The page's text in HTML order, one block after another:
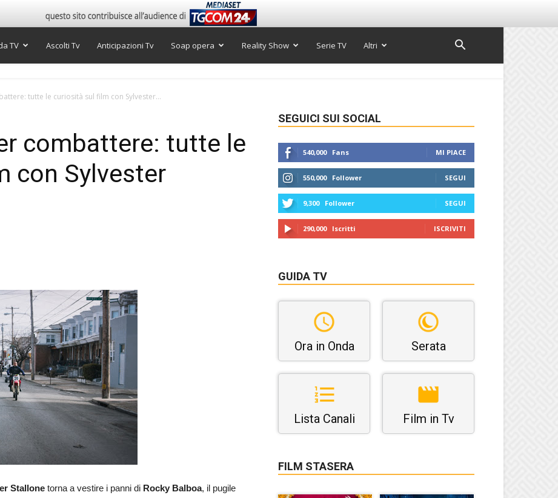
TV Ascolti Tv Anticipazioni Tv Soap opera Reality Show Serie TV Altri
tutte le curiosità sul film con Sylvester...
combattere: tutte le
con Sylvester
Stallone torna a vestire i panni di Rocky Balboa, il pugile
SEGUICI SUI SOCIAL
540,000 Fans MI PIACE
550,000 Follower SEGUI
9,300 Follower SEGUI
290,000 Iscritti ISCRIVITI
GUIDA TV
Ora in Onda Serata
Lista Canali Film in Tv
FILM STASERA